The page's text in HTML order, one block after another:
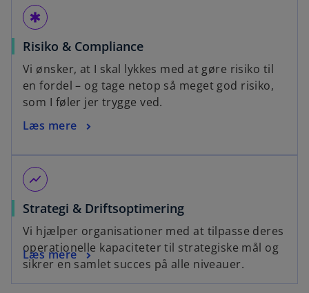
emergency
Risiko & Compliance
Vi ønsker, at I skal lykkes med at gøre risiko til
en fordel – og tage netop så meget god risiko,
som I føler jer trygge ved.
Læs mere
show_chart
Strategi & Driftsoptimering
Vi hjælper organisationer med at tilpasse deres
operationelle kapaciteter til strategiske mål og
sikrer en samlet succes på alle niveauer.
Læs mere